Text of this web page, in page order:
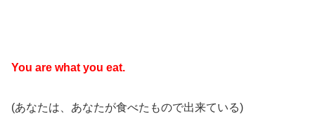
You are what you eat.
(あなたは、あなたが食べたもので出来ている)